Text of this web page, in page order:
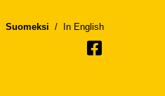
Suomeksi / In English